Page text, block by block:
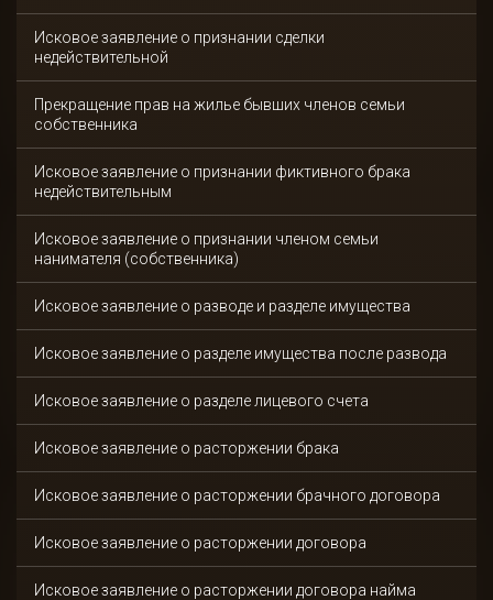
Исковое заявление о признании сделки
недействительной
Прекращение прав на жилье бывших членов семьи
собственника
Исковое заявление о признании фиктивного брака
недействительным
Исковое заявление о признании членом семьи
нанимателя (собственника)
Исковое заявление о разводе и разделе имущества
Исковое заявление о разделе имущества после развода
Исковое заявление о разделе лицевого счета
Исковое заявление о расторжении брака
Исковое заявление о расторжении брачного договора
Исковое заявление о расторжении договора
Исковое заявление о расторжении договора найма